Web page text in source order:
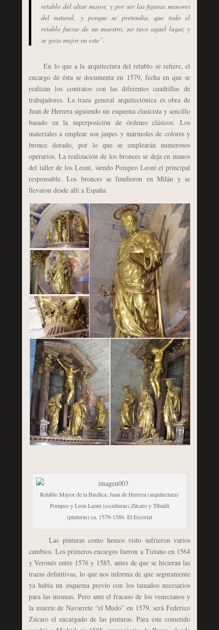
retablo del altar mayor, y por ser las figuras menores
del natural, y porque se pretendía, que todo el
retablo fuesse de un maestro, no tuvo aquel lugar, y
se goza mejor en este”.
En lo que a la arquitectura del retablo se refiere, el
encargo de ésta se documenta en 1579, fecha en que se
realizan los contratos con las diferentes cuadrillas de
trabajadores. La traza general arquitectónica es obra de
Juan de Herrera siguiendo un esquema clasicista y sencillo
basado en la superposición de órdenes clásicos. Los
materiales a emplear son jaspes y mármoles de colores y
bronce dorado, por lo que se emplearán numerosos
operarios. La realización de los bronces se deja en manos
del taller de los Leoni, siendo Pompeo Leoni el principal
responsable. Los bronces se fundieron en Milán y se
llevaron desde allí a España.
Retablo Mayor de la Basílica. Juan de Herrera (arquitectura)
Pompeo y Leon Leoni (esculturas) Zúcaro y Tibaldi
(pinturas) ca. 1579-1586. El Escorial
Las pinturas como hemos visto sufrieron varios
cambios. Los primeros encargos fueron a Tiziano en 1564
y Veronés entre 1576 y 1585, antes de que se hicieran las
trazas definitivas, lo que nos informa de que seguramente
ya había un esquema previo con los tamaños necesarios
para las mismas. Pero ante el fracaso de los venecianos y
la muerte de Navarrete “el Mudo” en 1579, será Federico
Zúcaro el encargado de las pinturas. Para este cometido